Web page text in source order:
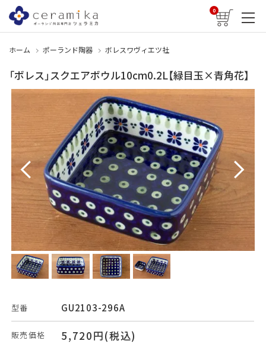
0
ホーム ポーランド陶器 ボレスワヴィエツ社
「ボレス」スクエアボウル10cm0.2L【緑目玉×青角花】
型番 GU2103-296A
販売価格 5,720円(税込)